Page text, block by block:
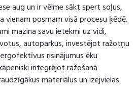
aug un ir vēlme sākt spert soļus,
posmam visā procesu ķēdē.
mazina savu ietekmi uz vidi,
autoparkus, investējot ražotņu
risinājumus ēku
integrējot ražošanā
materiālus un izejvielas.